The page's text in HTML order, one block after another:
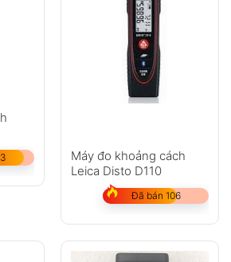
Máy đo khoảng cách
Leica Disto D110
Đã bán 106